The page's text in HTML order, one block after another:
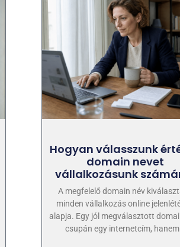
Hogyan válasszunk
domain nevet
vállalkozásunk
A megfelelő domain név
minden vállalkozás online
alapja. Egy jól megválasztott
csupán egy internetcím, hanem